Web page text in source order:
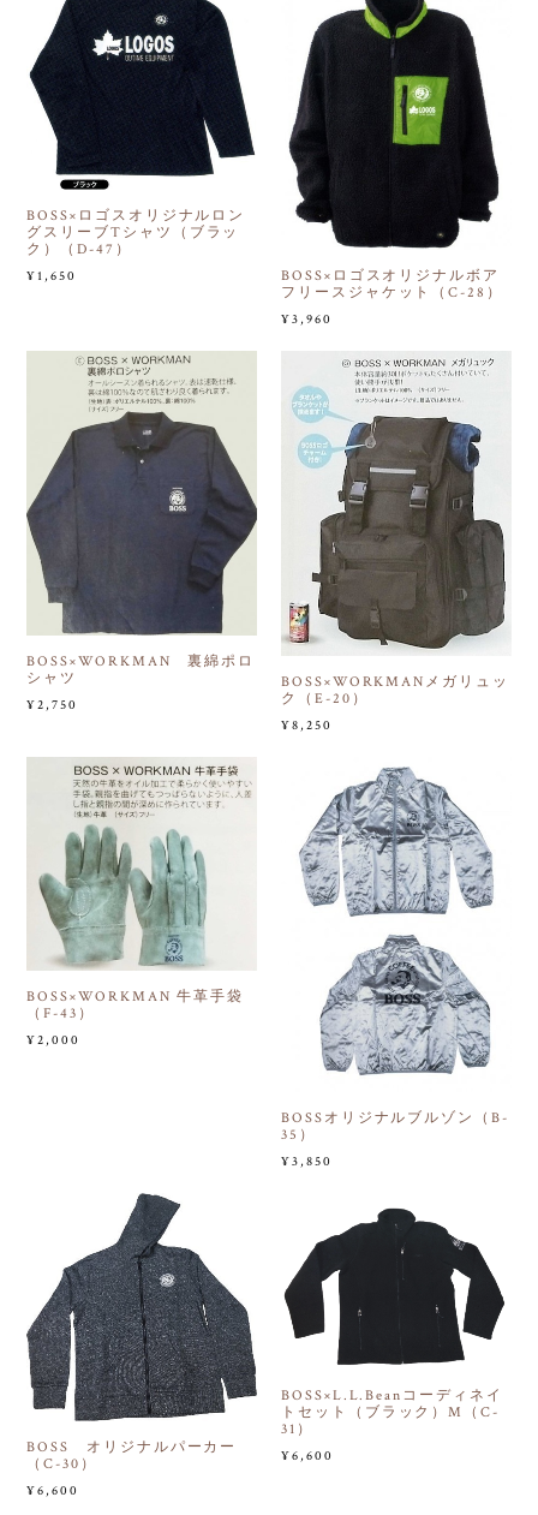
BOSS×ロゴスオリジナルロン
グスリーブTシャツ（ブラッ
ク）（D-47）
¥1,650
BOSS×ロゴスオリジナルボア
フリースジャケット（C-28）
¥3,960
BOSS×WORKMAN 裏綿ポロ
シャツ
¥2,750
BOSS×WORKMANメガリュッ
ク（E-20）
¥8,250
BOSS×WORKMAN 牛革手袋
（F-43）
¥2,000
BOSSオリジナルブルゾン（B-
35）
¥3,850
BOSS オリジナルパーカー
（C-30）
¥6,600
BOSS×L.L.Beanコーディネイ
トセット（ブラック）M（C-
31）
¥6,600